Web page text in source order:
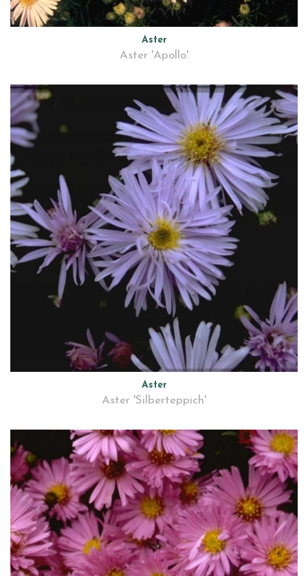
Aster
Aster 'Apollo'
Aster
Aster 'Silberteppich'